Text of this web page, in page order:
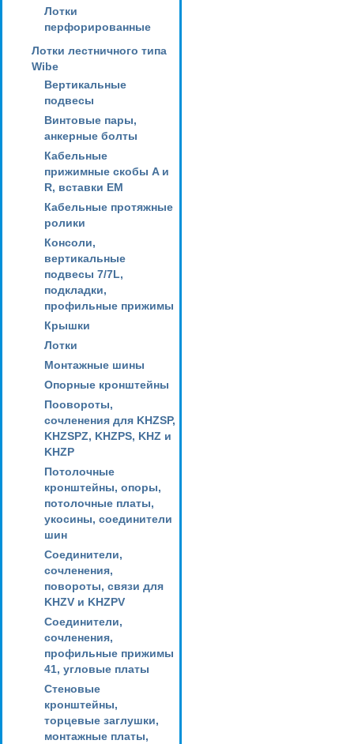
Лотки
перфорированные
Лотки лестничного типа
Wibe
Вертикальные
подвесы
Винтовые пары,
анкерные болты
Кабельные
прижимные скобы A и
R, вставки EM
Кабельные протяжные
ролики
Консоли,
вертикальные
подвесы 7/7L,
подкладки,
профильные прижимы
Крышки
Лотки
Монтажные шины
Опорные кронштейны
Поовороты,
сочленения для KHZSP,
KHZSPZ, KHZPS, KHZ и
KHZP
Потолочные
кронштейны, опоры,
потолочные платы,
укосины, соединители
шин
Соединители,
сочленения,
повороты, связи для
KHZV и KHZPV
Соединители,
сочленения,
профильные прижимы
41, угловые платы
Стеновые
кронштейны,
торцевые заглушки,
монтажные платы,